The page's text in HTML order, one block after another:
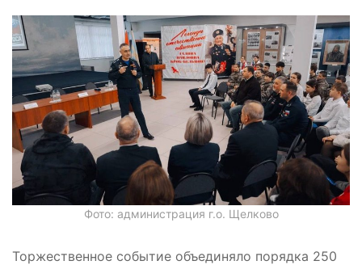
Фото: администрация г.о. Щелково
Торжественное событие объединяло порядка 250